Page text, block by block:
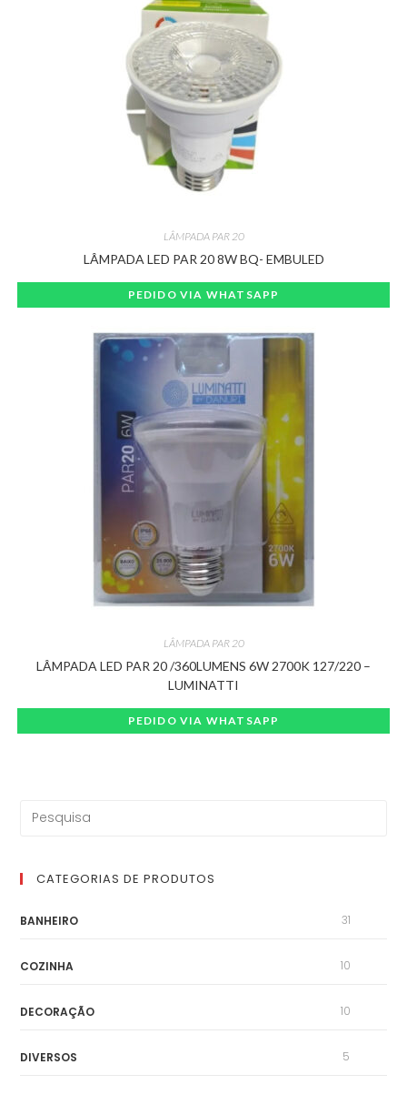
LÂMPADA PAR 20
LÂMPADA LED PAR 20 8W BQ- EMBULED
PEDIDO VIA WHATSAPP
LÂMPADA PAR 20
LÂMPADA LED PAR 20 /360LUMENS 6W 2700K 127/220 –
LUMINATTI
PEDIDO VIA WHATSAPP
CATEGORIAS DE PRODUTOS
BANHEIRO 31
COZINHA 10
DECORAÇÃO 10
DIVERSOS 5